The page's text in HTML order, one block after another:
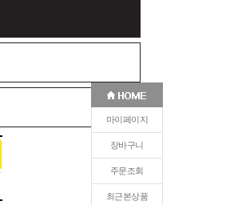
마이페이지
장바구니
주문조회
최근본상품